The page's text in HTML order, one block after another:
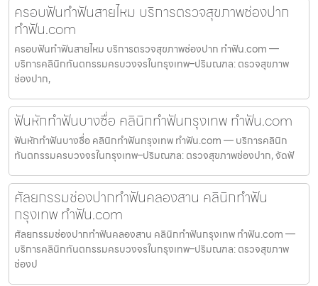
ครอบฟันทำฟันสายไหม บริการตรวจสุขภาพช่องปาก
ทำฟัน.com
ครอบฟันทำฟันสายไหม บริการตรวจสุขภาพช่องปาก ทำฟัน.com —
บริการคลินิกทันตกรรมครบวงจรในกรุงเทพ–ปริมณฑล: ตรวจสุขภาพ
ช่องปาก,
ฟันหักทำฟันบางซื่อ คลินิกทำฟันกรุงเทพ ทำฟัน.com
ฟันหักทำฟันบางซื่อ คลินิกทำฟันกรุงเทพ ทำฟัน.com — บริการคลินิก
ทันตกรรมครบวงจรในกรุงเทพ–ปริมณฑล: ตรวจสุขภาพช่องปาก, จัดฟั
ศัลยกรรมช่องปากทำฟันคลองสาน คลินิกทำฟัน
กรุงเทพ ทำฟัน.com
ศัลยกรรมช่องปากทำฟันคลองสาน คลินิกทำฟันกรุงเทพ ทำฟัน.com —
บริการคลินิกทันตกรรมครบวงจรในกรุงเทพ–ปริมณฑล: ตรวจสุขภาพ
ช่องป